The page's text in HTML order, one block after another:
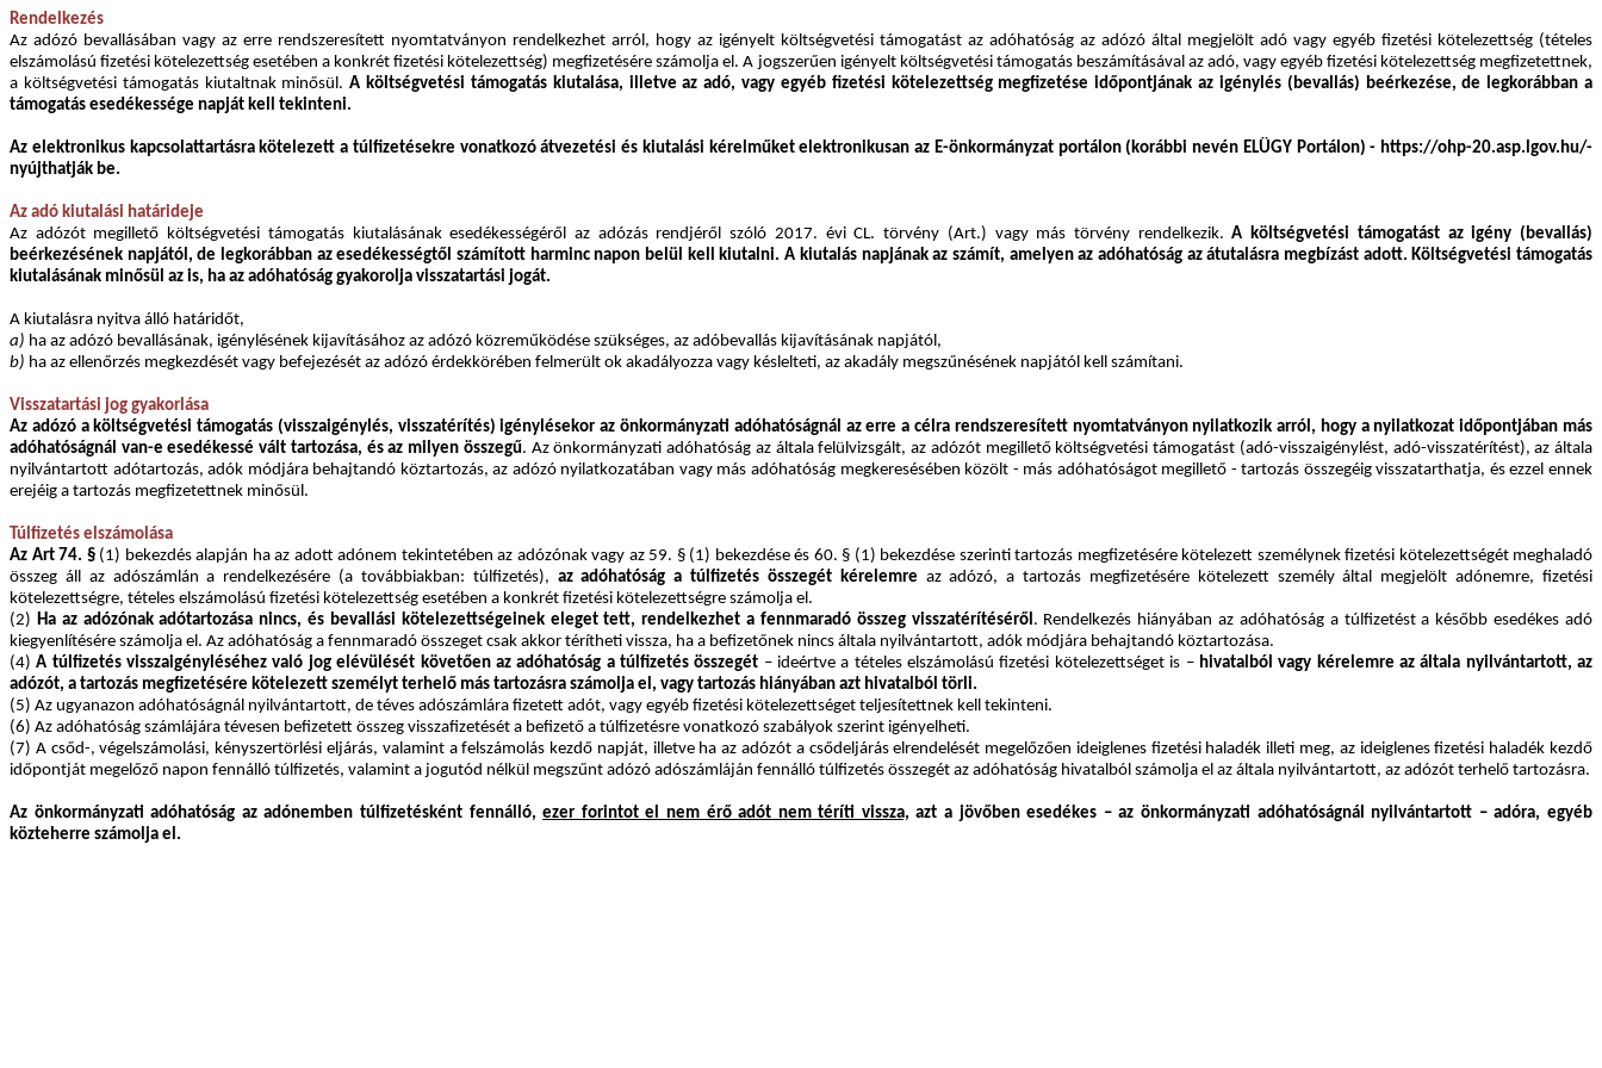
Rendelkezés
Az adózó bevallásában vagy az erre rendszeresített nyomtatványon rendelkezhet arról, hogy az igényelt költségvetési támogatást az adóhatóság az adózó által megjelölt adó vagy egyéb fizetési kötelezettség (tételes
elszámolású fizetési kötelezettség esetében a konkrét fizetési kötelezettség) megfizetésére számolja el. A jogszerűen igényelt költségvetési támogatás beszámításával az adó, vagy egyéb fizetési kötelezettség megfizetettnek,
a költségvetési támogatás kiutaltnak minősül.A költségvetési támogatás kiutalása, illetve az adó, vagy egyéb fizetési kötelezettség megfizetése időpontjának az igénylés (bevallás) beérkezése, de legkorábban a
támogatás esedékessége napját kell tekinteni.
Az elektronikus kapcsolattartásra kötelezett a túlfizetésekre vonatkozó átvezetési és kiutalási kérelműket elektronikusan az E-önkormányzat portálon (korábbi nevén ELÜGY Portálon) - https://ohp-20.asp.lgov.hu/-
nyújthatják be.
Az adó kiutalási határideje
Az adózót megillető költségvetési támogatás kiutalásának esedékességéről az adózás rendjéről szóló 2017. évi CL. törvény (Art.) vagy más törvény rendelkezik.A költségvetési támogatást az igény (bevallás)
beérkezésének napjától, de legkorábban az esedékességtől számított harminc napon belül kell kiutalni. A kiutalás napjának az számít, amelyen az adóhatóság az átutalásra megbízást adott. Költségvetési támogatás
kiutalásának minősül az is, ha az adóhatóság gyakorolja visszatartási jogát.
A kiutalásra nyitva álló határidőt,
a) ha az adózó bevallásának, igénylésének kijavításához az adózó közreműködése szükséges, az adóbevallás kijavításának napjától,
b) ha az ellenőrzés megkezdését vagy befejezését az adózó érdekkörében felmerült ok akadályozza vagy késlelteti, az akadály megszűnésének napjától kell számítani.
Visszatartási jog gyakorlása
Az adózó a költségvetési támogatás (visszaigénylés, visszatérítés) igénylésekor az önkormányzati adóhatóságnál az erre a célra rendszeresített nyomtatványon nyilatkozik arról, hogy a nyilatkozat időpontjában más
adóhatóságnál van-e esedékessé vált tartozása, és az milyen összegű. Az önkormányzati adóhatóság az általa felülvizsgált, az adózót megillető költségvetési támogatást (adó-visszaigénylést, adó-visszatérítést), az általa
nyilvántartott adótartozás, adók módjára behajtandó köztartozás, az adózó nyilatkozatában vagy más adóhatóság megkeresésében közölt - más adóhatóságot megillető - tartozás összegéig visszatarthatja, és ezzel ennek
erejéig a tartozás megfizetettnek minősül.
Túlfizetés elszámolása
Az Art 74. §(1) bekezdés alapján ha az adott adónem tekintetében az adózónak vagy az 59. § (1) bekezdése és 60. § (1) bekezdése szerinti tartozás megfizetésére kötelezett személynek fizetési kötelezettségét meghaladó
összeg áll az adószámlán a rendelkezésére (a továbbiakban: túlfizetés), az adóhatóság a túlfizetés összegét kérelemre az adózó, a tartozás megfizetésére kötelezett személy által megjelölt adónemre, fizetési
kötelezettségre, tételes elszámolású fizetési kötelezettség esetében a konkrét fizetési kötelezettségre számolja el.
(2) Ha az adózónak adótartozása nincs, és bevallási kötelezettségeinek eleget tett, rendelkezhet a fennmaradó összeg visszatérítéséről. Rendelkezés hiányában az adóhatóság a túlfizetést a később esedékes adó
kiegyenlítésére számolja el. Az adóhatóság a fennmaradó összeget csak akkor térítheti vissza, ha a befizetőnek nincs általa nyilvántartott, adók módjára behajtandó köztartozása.
(4)A túlfizetés visszaigényléséhez való jog elévülését követően az adóhatóság a túlfizetés összegét – ideértve a tételes elszámolású fizetési kötelezettséget is – hivatalból vagy kérelemre az általa nyilvántartott, az
adózót, a tartozás megfizetésére kötelezett személyt terhelő más tartozásra számolja el, vagy tartozás hiányában azt hivatalból törli.
(5) Az ugyanazon adóhatóságnál nyilvántartott, de téves adószámlára fizetett adót, vagy egyéb fizetési kötelezettséget teljesítettnek kell tekinteni.
(6) Az adóhatóság számlájára tévesen befizetett összeg visszafizetését a befizető a túlfizetésre vonatkozó szabályok szerint igényelheti.
(7) A csőd-, végelszámolási, kényszertörlési eljárás, valamint a felszámolás kezdő napját, illetve ha az adózót a csődeljárás elrendelését megelőzően ideiglenes fizetési haladék illeti meg, az ideiglenes fizetési haladék kezdő
időpontját megelőző napon fennálló túlfizetés, valamint a jogutód nélkül megszűnt adózó adószámláján fennálló túlfizetés összegét az adóhatóság hivatalból számolja el az általa nyilvántartott, az adózót terhelő tartozásra.
Az önkormányzati adóhatóság az adónemben túlfizetésként fennálló,ezer forintot el nem érő adót nem téríti vissza, azt a jövőben esedékes – az önkormányzati adóhatóságnál nyilvántartott – adóra, egyéb
közteherre számolja el.